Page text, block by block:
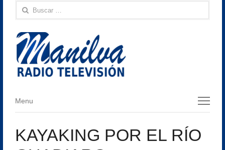
Buscar:
Menu
Menu
KAYAKING POR EL RÍO